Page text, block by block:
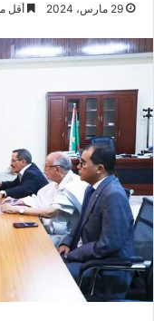
29 مارس، 2024 أقل